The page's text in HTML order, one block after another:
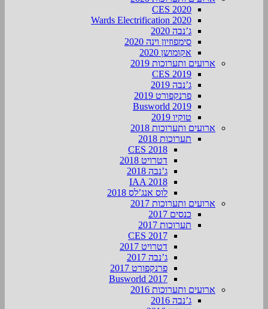
CES 2020
Wards Electrification 2020
ג’נבה 2020
סימפוזיון וינה 2020
אקומושן 2020
ארועים ותערוכות 2019
CES 2019
ג’נבה 2019
פרנקפורט 2019
Busworld 2019
טוקיו 2019
ארועים ותערוכות 2018
תערוכות 2018
CES 2018
דטרויט 2018
ג’נבה 2018
IAA 2018
לוס אנג’לס 2018
ארועים ותערוכות 2017
כנסים 2017
תערוכות 2017
CES 2017
דטרויט 2017
ג’נבה 2017
פרנקפורט 2017
Busworld 2017
ארועים ותערוכות 2016
ג’נבה 2016